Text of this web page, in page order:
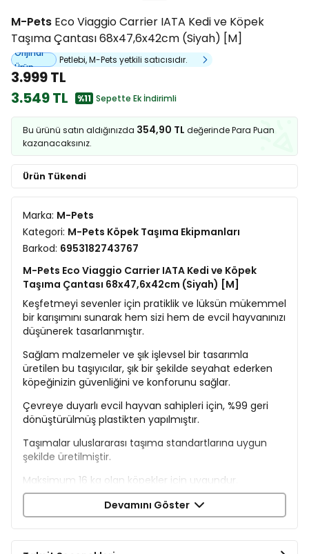
M-Pets Eco Viaggio Carrier IATA Kedi ve Köpek
Taşıma Çantası 68x47,6x42cm (Siyah) [M]
Orijinal
Ürün
Petlebi, M-Pets yetkili satıcısıdır.
3.999 TL
3.549 TL
%11 Sepette Ek İndirimli
Bu ürünü satın aldığınızda 354,90 TL değerinde Para Puan
kazanacaksınız.
Ürün Tükendi
Marka: M-Pets
Kategori: M-Pets Köpek Taşıma Ekipmanları
Barkod: 6953182743767
M-Pets Eco Viaggio Carrier IATA Kedi ve Köpek
Taşıma Çantası 68x47,6x42cm (Siyah) [M]
Keşfetmeyi sevenler için pratiklik ve lüksün mükemmel
bir karışımını sunarak hem sizi hem de evcil hayvanınızı
düşünerek tasarlanmıştır.
Sağlam malzemeler ve şık işlevsel bir tasarımla
üretilen bu taşıyıcılar, şık bir şekilde seyahat ederken
köpeğinizin güvenliğini ve konforunu sağlar.
Çevreye duyarlı evcil hayvan sahipleri için, %99 geri
dönüştürülmüş plastikten yapılmıştır.
Taşımalar uluslararası taşıma standartlarına uygun
şekilde üretilmiştir.
Maksimum 16 kg olan köpekler için uygundur.
Devamını Göster